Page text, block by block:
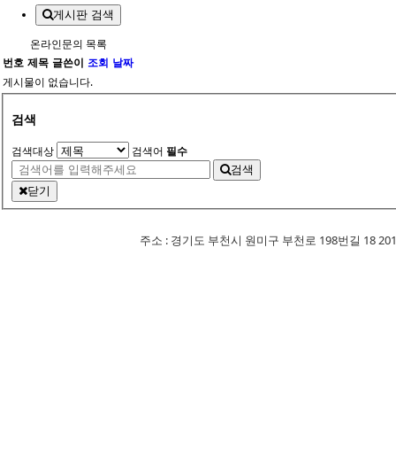
게시판 검색
온라인문의 목록
번호 제목 글쓴이 조회 날짜
게시물이 없습니다.
검색
검색대상 검색어 필수
검색
닫기
주소 : 경기도 부천시 원미구 부천로 198번길